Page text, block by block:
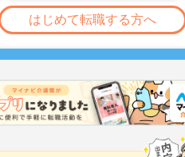
はじめて転職する方へ